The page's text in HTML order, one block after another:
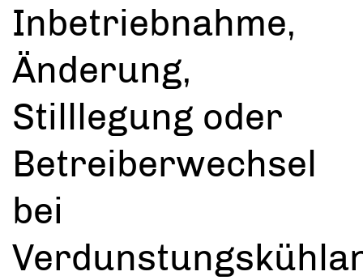
Inbetriebnahme,
Änderung,
Stilllegung oder
Betreiberwechsel
bei